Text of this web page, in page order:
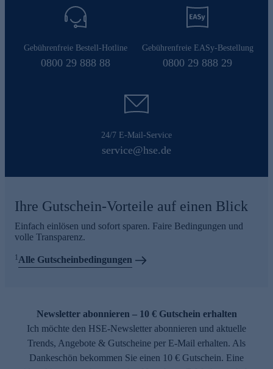
Gebührenfreie Bestell-Hotline
0800 29 888 88
Gebührenfreie EASy-Bestellung
0800 29 888 29
24/7 E-Mail-Service
service@hse.de
Ihre Gutschein-Vorteile auf einen Blick
Einfach einlösen und sofort sparen. Faire Bedingungen und
volle Transparenz.
1Alle Gutscheinbedingungen
Newsletter abonnieren – 10 € Gutschein erhalten
Ich möchte den HSE-Newsletter abonnieren und aktuelle
Trends, Angebote & Gutscheine per E-Mail erhalten. Als
Dankeschön bekommen Sie einen 10 € Gutschein. Eine